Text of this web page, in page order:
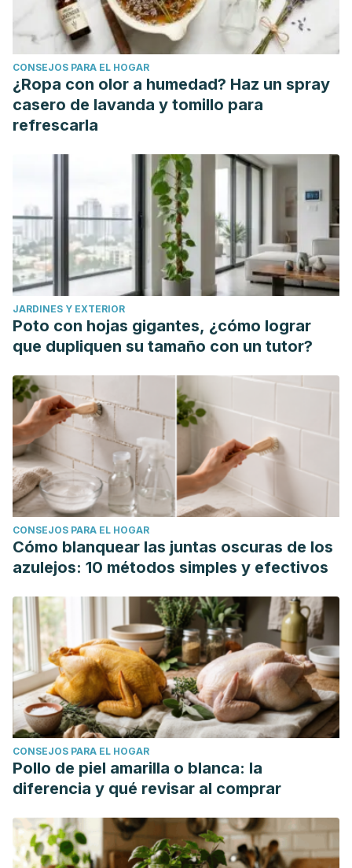
CONSEJOS PARA EL HOGAR
¿Ropa con olor a humedad? Haz un spray
casero de lavanda y tomillo para
refrescarla
JARDINES Y EXTERIOR
Poto con hojas gigantes, ¿cómo lograr
que dupliquen su tamaño con un tutor?
CONSEJOS PARA EL HOGAR
Cómo blanquear las juntas oscuras de los
azulejos: 10 métodos simples y efectivos
CONSEJOS PARA EL HOGAR
Pollo de piel amarilla o blanca: la
diferencia y qué revisar al comprar